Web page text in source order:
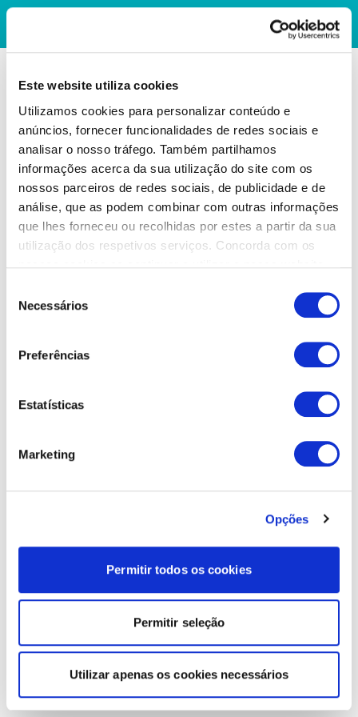
Este website utiliza cookies
Utilizamos cookies para personalizar conteúdo e
anúncios, fornecer funcionalidades de redes sociais e
analisar o nosso tráfego. Também partilhamos
informações acerca da sua utilização do site com os
nossos parceiros de redes sociais, de publicidade e de
análise, que as podem combinar com outras informações
que lhes forneceu ou recolhidas por estes a partir da sua
utilização dos respetivos serviços. Concorda com os
Necessários
Preferências
Estatísticas
Marketing
Opções
Permitir todos os cookies
Permitir seleção
Utilizar apenas os cookies necessários